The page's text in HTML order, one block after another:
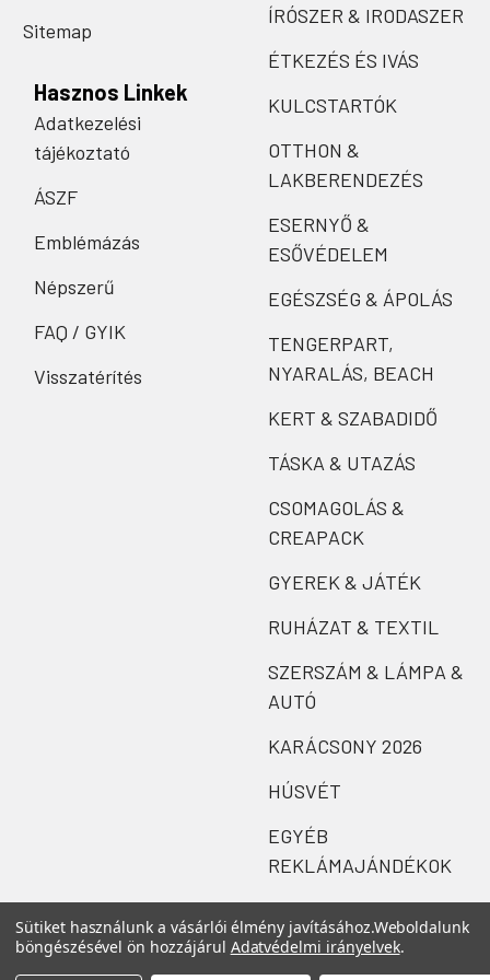
Sitemap
Hasznos Linkek
Adatkezelési
tájékoztató
ÁSZF
Emblémázás
Népszerű
FAQ / GYIK
Visszatérítés
ÍRÓSZER & IRODASZER
ÉTKEZÉS ÉS IVÁS
KULCSTARTÓK
OTTHON &
LAKBERENDEZÉS
ESERNYŐ &
ESŐVÉDELEM
EGÉSZSÉG & ÁPOLÁS
TENGERPART,
NYARALÁS, BEACH
KERT & SZABADIDŐ
TÁSKA & UTAZÁS
CSOMAGOLÁS &
CREAPACK
GYEREK & JÁTÉK
RUHÁZAT & TEXTIL
SZERSZÁM & LÁMPA &
AUTÓ
KARÁCSONY 2026
HÚSVÉT
EGYÉB
REKLÁMAJÁNDÉKOK
Sütiket használunk a vásárlói élmény javításához.Weboldalunk
böngészésével ön hozzájárul Adatvédelmi irányelvek.